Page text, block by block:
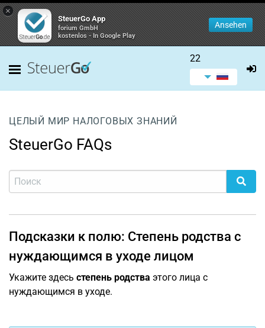
×
SteuerGo App
forium GmbH
kostenlos - In Google Play
Ansehen
22
ЦЕЛЫЙ МИР НАЛОГОВЫХ ЗНАНИЙ
SteuerGo FAQs
Подсказки к полю: Степень родства с
нуждающимся в уходе лицом
Укажите здесь степень родства этого лица с
нуждающимся в уходе.